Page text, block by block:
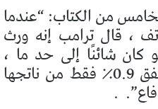
من الكتاب: “عندما
، قال ترامب إنه ورث
كان شائنًا إلى حد ما ،
واشتكى من أن إسبانيا تنفق 0.9٪ فقط من ناتجها
.